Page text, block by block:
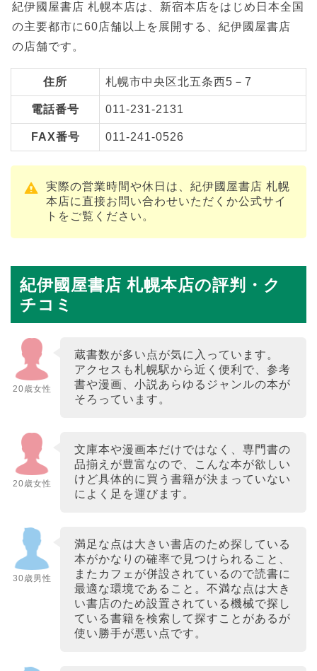
紀伊國屋書店 札幌本店は、新宿本店をはじめ日本全国
の主要都市に60店舗以上を展開する、紀伊國屋書店
の店舗です。
住所 札幌市中央区北五条西5－7
電話番号 011-231-2131
FAX番号 011-241-0526
実際の営業時間や休日は、紀伊國屋書店 札幌
本店に直接お問い合わせいただくか公式サイ
トをご覧ください。
紀伊國屋書店 札幌本店の評判・ク
チコミ
20歳女性
蔵書数が多い点が気に入っています。
アクセスも札幌駅から近く便利で、参考
書や漫画、小説あらゆるジャンルの本が
そろっています。
20歳女性
文庫本や漫画本だけではなく、専門書の
品揃えが豊富なので、こんな本が欲しい
けど具体的に買う書籍が決まっていない
によく足を運びます。
30歳男性
満足な点は大きい書店のため探している
本がかなりの確率で見つけられること、
またカフェが併設されているので読書に
最適な環境であること。不満な点は大き
い書店のため設置されている機械で探し
ている書籍を検索して探すことがあるが
使い勝手が悪い点です。